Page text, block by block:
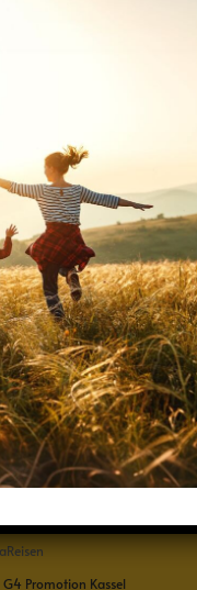
Impressum
G4 Promotion Kassel